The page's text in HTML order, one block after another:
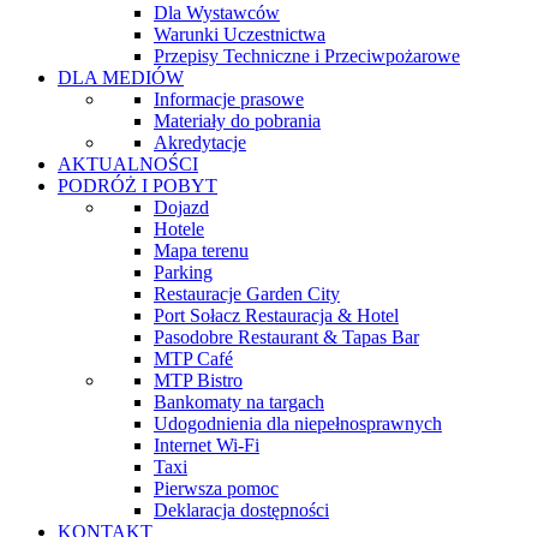
Dla Wystawców
Warunki Uczestnictwa
Przepisy Techniczne i Przeciwpożarowe
DLA MEDIÓW
Informacje prasowe
Materiały do pobrania
Akredytacje
AKTUALNOŚCI
PODRÓŻ I POBYT
Dojazd
Hotele
Mapa terenu
Parking
Restauracje Garden City
Port Sołacz Restauracja & Hotel
Pasodobre Restaurant & Tapas Bar
MTP Café
MTP Bistro
Bankomaty na targach
Udogodnienia dla niepełnosprawnych
Internet Wi-Fi
Taxi
Pierwsza pomoc
Deklaracja dostępności
KONTAKT